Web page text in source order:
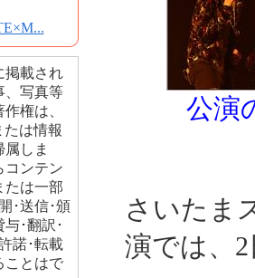
掲載され
、写真等
権は、
は情報
しま
コンテン
たは一部
･送信･頒
与･翻訳･
諾･転載
ことはで
公演
さいたま
演では、